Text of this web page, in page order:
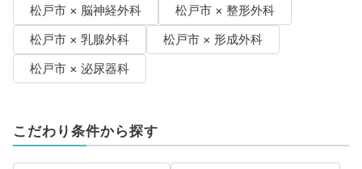
松戸市 × 脳神経外科
松戸市 × 整形外科
松戸市 × 乳腺外科
松戸市 × 形成外科
松戸市 × 泌尿器科
こだわり条件から探す